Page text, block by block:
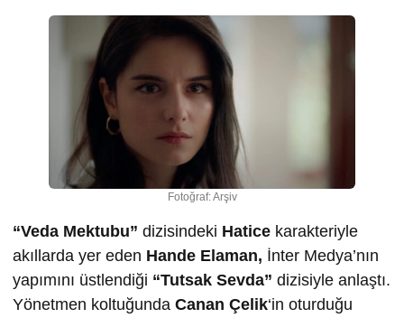
Fotoğraf: Arşiv
“Veda Mektubu” dizisindeki Hatice karakteriyle
akıllarda yer eden Hande Elaman, İnter Medya’nın
yapımını üstlendiği “Tutsak Sevda” dizisiyle anlaştı.
Yönetmen koltuğunda Canan Çelik‘in oturduğu